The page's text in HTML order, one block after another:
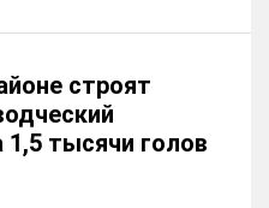
строят
1,5 тысячи голов